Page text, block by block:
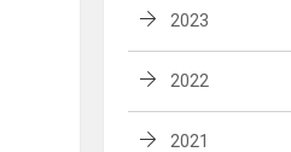
2023
2022
2021